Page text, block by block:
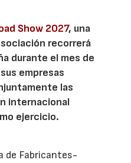
Show 2027, una
recorrerá
durante el mes de
empresas
las
internacional
ejercicio.
de Fabricantes-